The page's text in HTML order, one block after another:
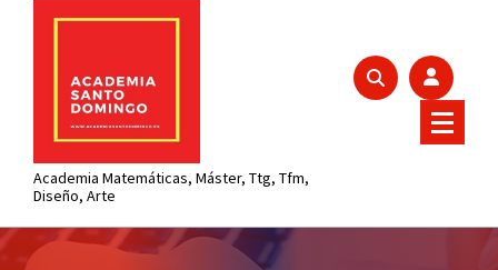
Academia Matemáticas, Máster, Ttg, Tfm,
Diseño, Arte